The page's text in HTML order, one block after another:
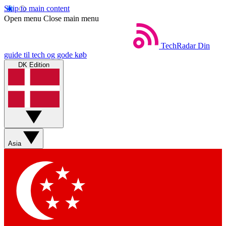
Skip to main content
Open menu Close main menu
TechRadar Din
guide til tech og gode køb
DK Edition
Asia